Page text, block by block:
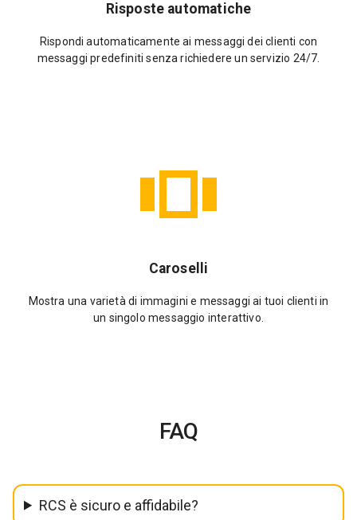
Risposte automatiche
Rispondi automaticamente ai messaggi dei clienti con
messaggi predefiniti senza richiedere un servizio 24/7.
Caroselli
Mostra una varietà di immagini e messaggi ai tuoi clienti in
un singolo messaggio interattivo.
FAQ
RCS è sicuro e affidabile?